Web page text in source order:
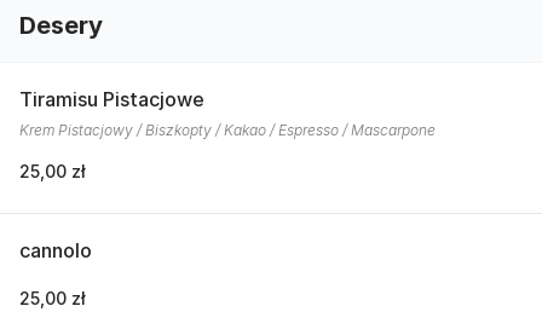
Desery
Tiramisu Pistacjowe
Krem Pistacjowy / Biszkopty / Kakao / Espresso / Mascarpone
25,00 zł
cannolo
25,00 zł